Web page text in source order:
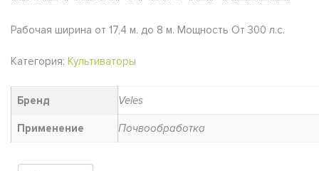
Рабочая ширина от 17,4 м. до 8 м. Мощность От 300 л.с.
Категория: Культиваторы
Бренд Veles
Применение Почвообработка